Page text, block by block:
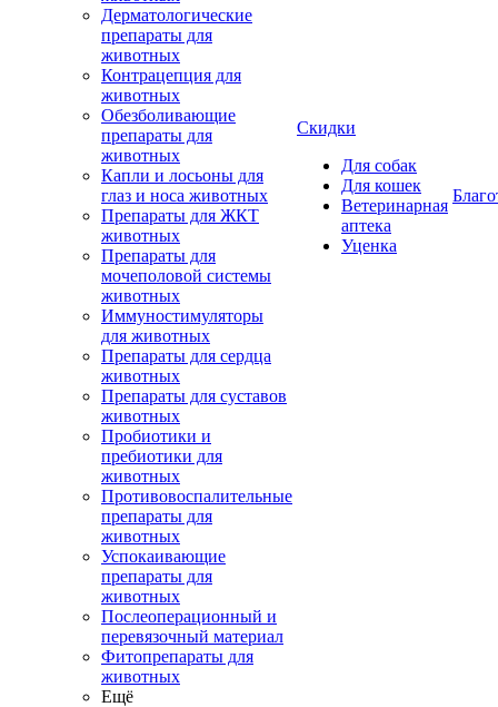
Дерматологические
препараты для
животных
Контрацепция для
животных
Обезболивающие
препараты для
животных
Капли и лосьоны для
глаз и носа животных
Препараты для ЖКТ
животных
Препараты для
мочеполовой системы
животных
Иммуностимуляторы
для животных
Препараты для сердца
животных
Препараты для суставов
животных
Пробиотики и
пребиотики для
животных
Противовоспалительные
препараты для
животных
Успокаивающие
препараты для
животных
Послеоперационный и
перевязочный материал
Фитопрепараты для
животных
Ещё
Скидки
Для собак
Для кошек
Ветеринарная
аптека
Уценка